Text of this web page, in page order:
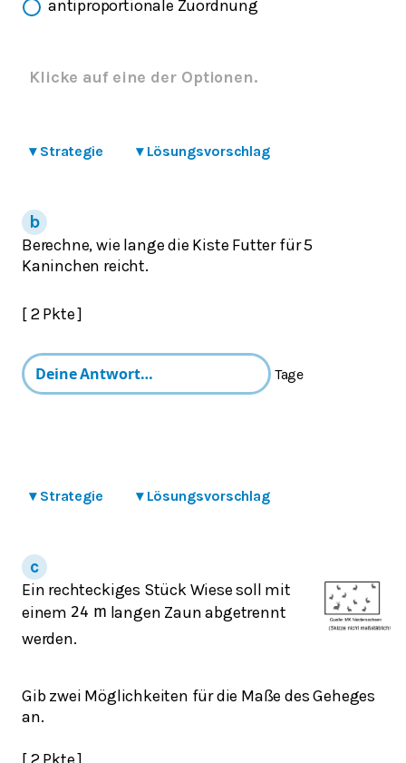
antiproportionale Zuordnung
Klicke auf eine der Optionen.
▾ Strategie ▾ Lösungsvorschlag
Berechne, wie lange die Kiste Futter für 5
Kaninchen reicht.
[ 2 Pkte ]
Tage
▾ Strategie ▾ Lösungsvorschlag
Ein rechteckiges Stück Wiese soll mit
einem 24 m langen Zaun abgetrennt
werden.
Gib zwei Möglichkeiten für die Maße des Geheges
an.